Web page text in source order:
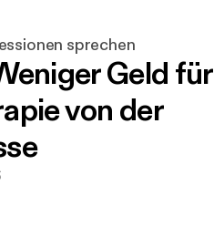
sprechen
Geld für
von der